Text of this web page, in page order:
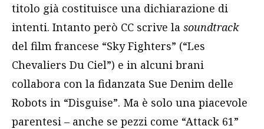
titolo già costituisce una dichiarazione di
intenti. Intanto però CC scrive la soundtrack
del film francese “Sky Fighters” (“Les
Chevaliers Du Ciel”) e in alcuni brani
collabora con la fidanzata Sue Denim delle
Robots in “Disguise”. Ma è solo una piacevole
parentesi – anche se pezzi come “Attack 61”